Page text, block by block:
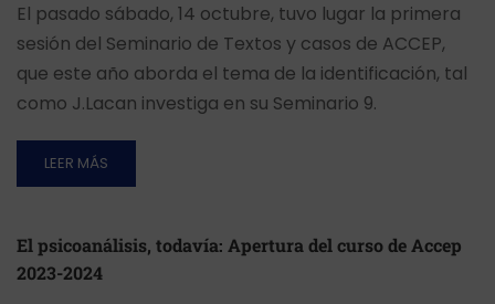
El pasado sábado, 14 octubre, tuvo lugar la primera
sesión del Seminario de Textos y casos de ACCEP,
que este año aborda el tema de la identificación, tal
como J.Lacan investiga en su Seminario 9.
LEER MÁS
El psicoanálisis, todavía: Apertura del curso de Accep
2023-2024